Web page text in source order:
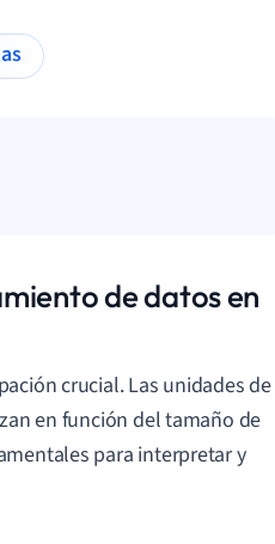
de datos en
crucial. Las unidades de
en función del tamaño de
para interpretar y